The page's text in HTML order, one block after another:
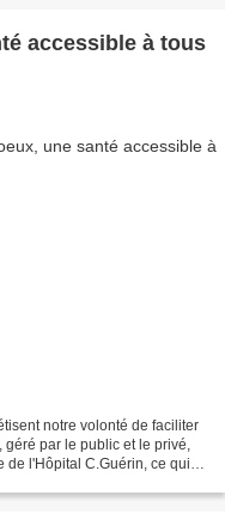
accessible à tous
notre volonté de faciliter
géré par le public et le privé,
de l'Hôpital C.Guérin, ce qui